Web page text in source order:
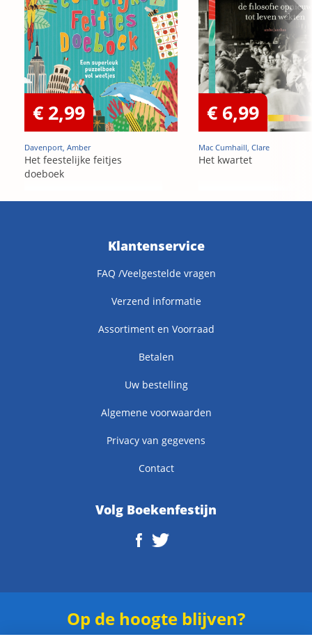
€ 2,99
Davenport, Amber
Het feestelijke feitjes
doeboek
€ 6,99
Mac Cumhaill, Clare
Het kwartet
Klantenservice
FAQ /Veelgestelde vragen
Verzend informatie
Assortiment en Voorraad
Betalen
Uw bestelling
Algemene voorwaarden
Privacy van gegevens
Contact
Volg Boekenfestijn
Op de hoogte blijven?